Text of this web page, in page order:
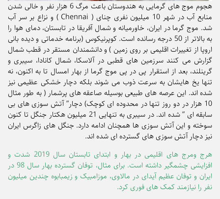
هجوم موج های گرمایی به هندوستان باعث مرگ 6 هزار نفر و خالی شدن
منابع آب در شهر 10 میلیون نفری چنای ( Chennai ) و نزاع بر سر آب
شد. موج گرما در ایران، خاورمیانه و شمال آفریقا در تابستان، دمای هوا را
به بالاتر از 50 درجه رسانده است. کوپرنیکوس (برنامه خدماتی و دیده بانی
اروپا از تغییرات اقلیمی بر روی زمین ) و دانشمندان مستقر در قطب شمال
گزارش می کنند سرزمین های قطبی در آلاسکا، شمال کانادا، سیبری و
گرینلند، بعد از استقرار پی در پی موج گرما از بهار امسال تا به اکنون، نه
تنها یخ هایشان به سرعت ذوب می شوند بلکه دچار خشکی عظیمی نیز
شده اند. این عرصه های طبیعی بوسیله صاعقه های پرشمار ( به طور مثال
10 هزار در دو روز تنها در محدوده ای کوچک) دچار” آتش سوزی های بی
سابقه ای ” شده اند. در سیبری به تنهایی 21 میلیون هکتار جنگل تا کنون
سوخته و این آتش سوزی ها همچنان ادامه دارد. جنگل های زاگرس ایران
نیز دچار آتش سوزی های گسترده ای شده اند.
هرج ومرج های اقلیمی در بهار و ابتدای تابستان سال 2019 شدت و
افزایشی چشمگیر داشته است. برای مثال، توفان گسترده بهار سال 98 در
ایران و توفان عظیم آیدای در مالاوی، موزامبیک و زیمبابوه چندین میلیون
نفر را نیازمند کمک های فوری کرد.